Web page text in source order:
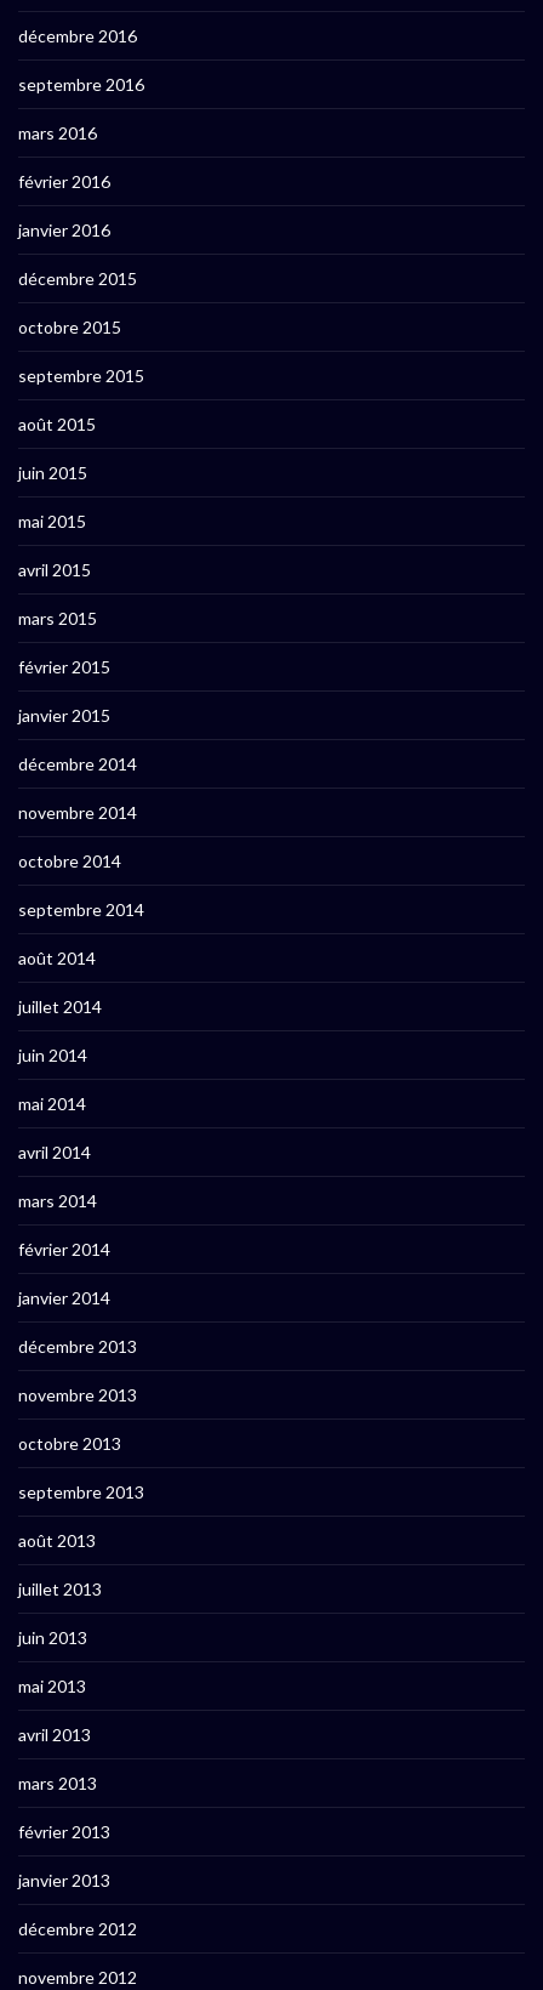
décembre 2016
septembre 2016
mars 2016
février 2016
janvier 2016
décembre 2015
octobre 2015
septembre 2015
août 2015
juin 2015
mai 2015
avril 2015
mars 2015
février 2015
janvier 2015
décembre 2014
novembre 2014
octobre 2014
septembre 2014
août 2014
juillet 2014
juin 2014
mai 2014
avril 2014
mars 2014
février 2014
janvier 2014
décembre 2013
novembre 2013
octobre 2013
septembre 2013
août 2013
juillet 2013
juin 2013
mai 2013
avril 2013
mars 2013
février 2013
janvier 2013
décembre 2012
novembre 2012